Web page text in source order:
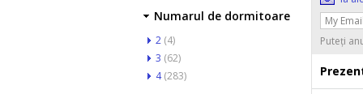
Puteți
Numarul de dormitoare
2 (4)
3 (62)
4(283)